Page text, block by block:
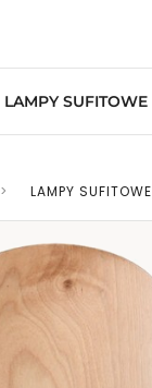
LAMPY SUFITOWE
> LAMPY SUFITOWE